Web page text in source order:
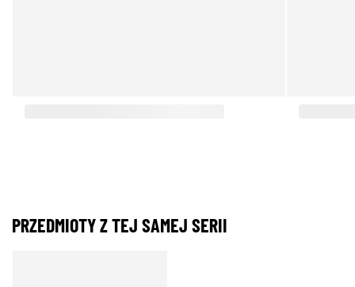
PRZEDMIOTY Z TEJ SAMEJ SERII